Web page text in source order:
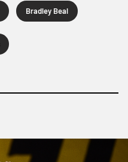
Bradley Beal